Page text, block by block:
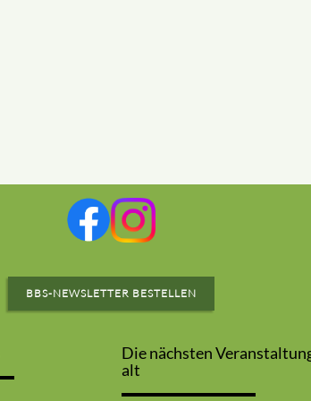
BBS-NEWSLETTER BESTELLEN
Die nächsten
alt